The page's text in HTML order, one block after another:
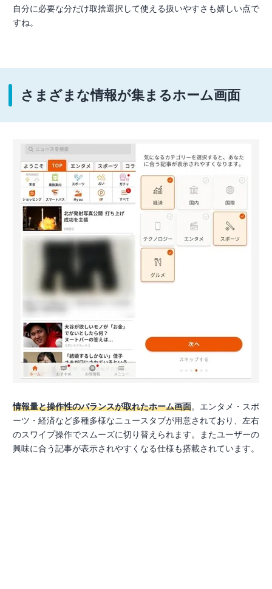
自分に必要な分だけ取捨選択して使える扱いやすさも嬉しい点で
すね。
さまざまな情報が集まるホーム画面
情報量と操作性のバランスが取れたホーム画面。エンタメ・スポ
ーツ・経済など多種多様なニュースタブが用意されており、左右
のスワイプ操作でスムーズに切り替えられます。またユーザーの
興味に合う記事が表示されやすくなる仕様も搭載されています。